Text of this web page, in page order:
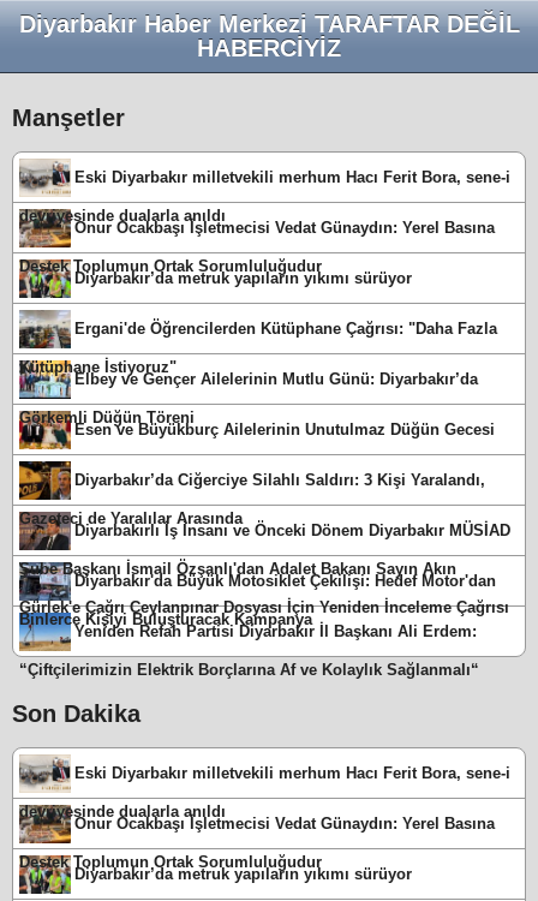
Diyarbakır Haber Merkezi TARAFTAR DEĞİL
HABERCİYİZ
Manşetler
Eski Diyarbakır milletvekili merhum Hacı Ferit Bora, sene-i
devriyesinde dualarla anıldı
Onur Ocakbaşı İşletmecisi Vedat Günaydın: Yerel Basına
Destek Toplumun Ortak Sorumluluğudur
Diyarbakır’da metruk yapıların yıkımı sürüyor
Ergani'de Öğrencilerden Kütüphane Çağrısı: "Daha Fazla
Kütüphane İstiyoruz"
Elbey ve Gençer Ailelerinin Mutlu Günü: Diyarbakır’da
Görkemli Düğün Töreni
Esen ve Büyükburç Ailelerinin Unutulmaz Düğün Gecesi
Diyarbakır’da Ciğerciye Silahlı Saldırı: 3 Kişi Yaralandı,
Gazeteci de Yaralılar Arasında
Diyarbakırlı İş İnsanı ve Önceki Dönem Diyarbakır MÜSİAD
Şube Başkanı İsmail Özşanlı'dan Adalet Bakanı Sayın Akın
Gürlek'e Çağrı Ceylanpınar Dosyası İçin Yeniden İnceleme Çağrısı
Diyarbakır'da Büyük Motosiklet Çekilişi: Hedef Motor'dan
Binlerce Kişiyi Buluşturacak Kampanya
Yeniden Refah Partisi Diyarbakır İl Başkanı Ali Erdem:
“Çiftçilerimizin Elektrik Borçlarına Af ve Kolaylık Sağlanmalı“
Son Dakika
Eski Diyarbakır milletvekili merhum Hacı Ferit Bora, sene-i
devriyesinde dualarla anıldı
Onur Ocakbaşı İşletmecisi Vedat Günaydın: Yerel Basına
Destek Toplumun Ortak Sorumluluğudur
Diyarbakır’da metruk yapıların yıkımı sürüyor